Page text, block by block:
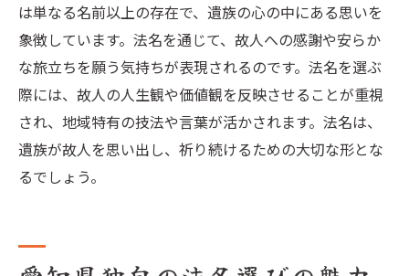
は単なる名前以上の存在で、遺族の心の中にある思いを
象徴しています。法名を通じて、故人への感謝や安らか
な旅立ちを願う気持ちが表現されるのです。法名を選ぶ
際には、故人の人生観や価値観を反映させることが重視
され、地域特有の技法や言葉が活かされます。法名は、
遺族が故人を思い出し、祈り続けるための大切な形とな
るでしょう。